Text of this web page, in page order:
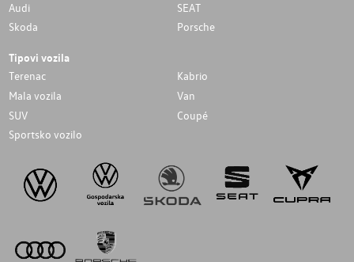
Audi
SEAT
Skoda
Porsche
Tipovi vozila
Terenac
Kabrio
Mala vozila
Van
SUV
Coupé
Sportsko vozilo